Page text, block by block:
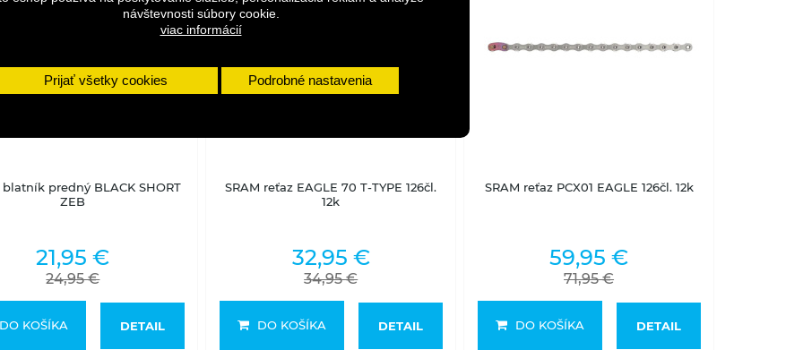
návštevnosti súbory cookie.
viac informácií
Prijať všetky cookies Podrobné nastavenia
blatník predný BLACK SHORT
ZEB
21,95 €
24,95 €
KOŠÍKA DETAIL
SRAM reťaz EAGLE 70 T-TYPE 126čl.
12k
32,95 €
34,95 €
DO KOŠÍKA DETAIL
SRAM reťaz PCX01 EAGLE 126čl. 12k
59,95 €
71,95 €
DO KOŠÍKA DETAIL